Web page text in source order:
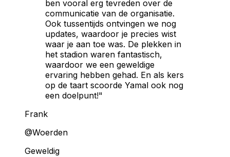
ben vooral erg tevreden over de
communicatie van de organisatie.
Ook tussentijds ontvingen we nog
updates, waardoor je precies wist
waar je aan toe was. De plekken in
het stadion waren fantastisch,
waardoor we een geweldige
ervaring hebben gehad. En als kers
op de taart scoorde Yamal ook nog
een doelpunt!"
Frank
@Woerden
Geweldig